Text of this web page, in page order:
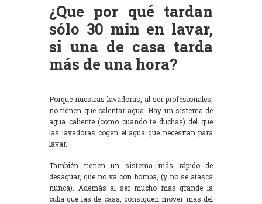
¿Que por qué tardan
sólo 30 min en lavar,
si una de casa tarda
más de una hora?
Porque nuestras lavadoras, al ser profesionales,
no tienen que calentar agua. Hay un sistema de
agua caliente (como cuando te duchas) del que
las lavadoras cogen el agua que necesitan para
lavar.
También tienen un sistema más rápido de
desaguar, que no va con bomba, (y no se atasca
nunca). Además al ser mucho más grande la
cuba que las de casa, consiguen mover más del